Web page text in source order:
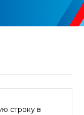
строку в